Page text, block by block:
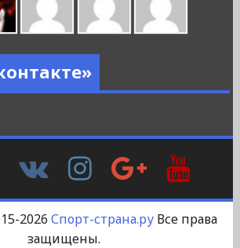
Twitter
Контакте
InstagramGoogle
Plus
2026 Спорт-страна.руВсе права
защищены.